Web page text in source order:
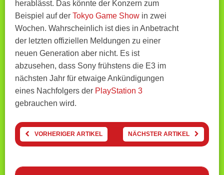
herablässt. Das könnte der Konzern zum
Beispiel auf der Tokyo Game Show in zwei
Wochen. Wahrscheinlich ist dies in Anbetracht
der letzten offiziellen Meldungen zu einer
neuen Generation aber nicht. Es ist
abzusehen, dass Sony frühstens die E3 im
nächsten Jahr für etwaige Ankündigungen
eines Nachfolgers der PlayStation 3
gebrauchen wird.
VORHERIGER ARTIKEL NÄCHSTER ARTIKEL